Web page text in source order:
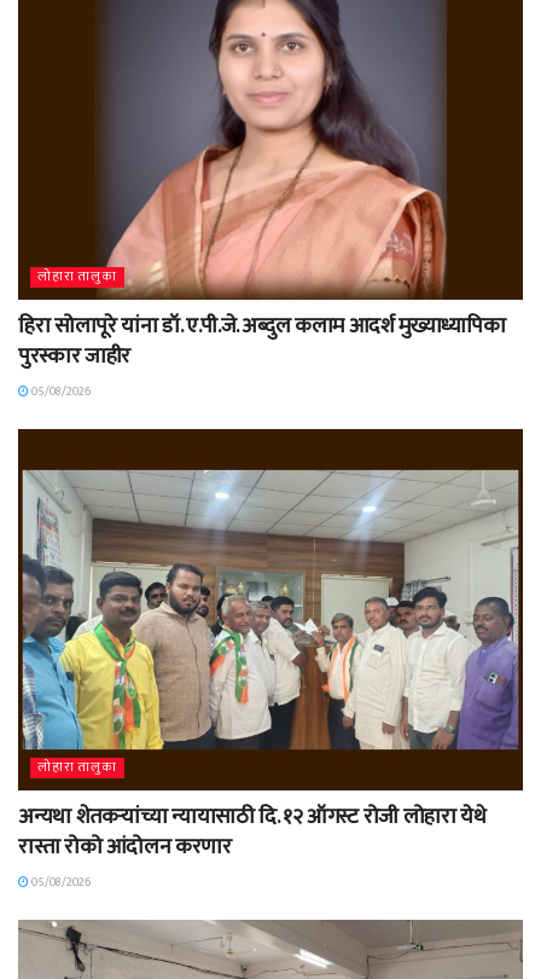
लोहारा तालुका
हिरा सोलापूरे यांना डॉ. ए.पी.जे. अब्दुल कलाम आदर्श मुख्याध्यापिका
पुरस्कार जाहीर
05/08/2026
लोहारा तालुका
अन्यथा शेतकऱ्यांच्या न्यायासाठी दि. १२ ऑगस्ट रोजी लोहारा येथे
रास्ता रोको आंदोलन करणार
05/08/2026